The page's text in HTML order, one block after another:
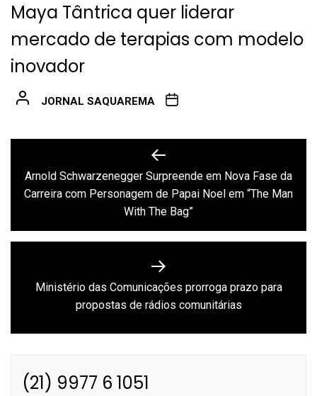
Maya Tântrica quer liderar
mercado de terapias com modelo
inovador
JORNAL SAQUAREMA
de
Post
Previous
post:
Arnold Schwarzenegger Surpreende em Nova Fase da
Carreira com Personagem de Papai Noel em “The Man
With The Bag”
Next
post:
Ministério das Comunicações prorroga prazo para
propostas de rádios comunitárias
(21) 9977 6 1051